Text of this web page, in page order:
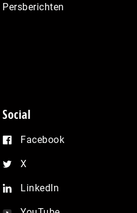
Persberichten
Social
Facebook
X
LinkedIn